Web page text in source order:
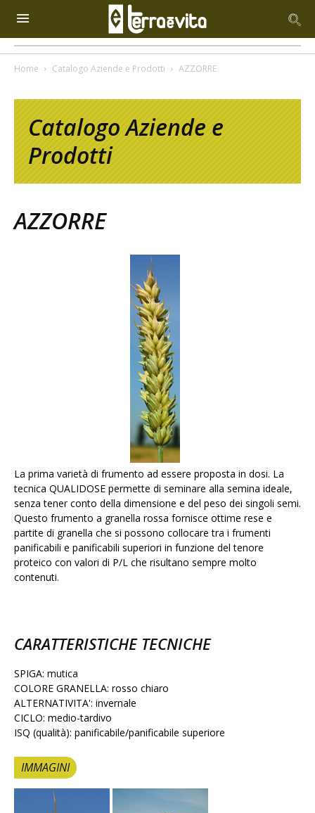
Home Catalogo Aziende e Prodotti AZZORRE
Catalogo Aziende e
Prodotti
AZZORRE
La prima varietà di frumento ad essere proposta in dosi. La
tecnica QUALIDOSE permette di seminare alla semina ideale,
senza tener conto della dimensione e del peso dei singoli semi.
Questo frumento a granella rossa fornisce ottime rese e
partite di granella che si possono collocare tra i frumenti
panificabili e panificabili superiori in funzione del tenore
proteico con valori di P/L che risultano sempre molto
contenuti.
CARATTERISTICHE TECNICHE
SPIGA: mutica
COLORE GRANELLA: rosso chiaro
ALTERNATIVITA': invernale
CICLO: medio-tardivo
ISQ (qualità): panificabile/panificabile superiore
IMMAGINI